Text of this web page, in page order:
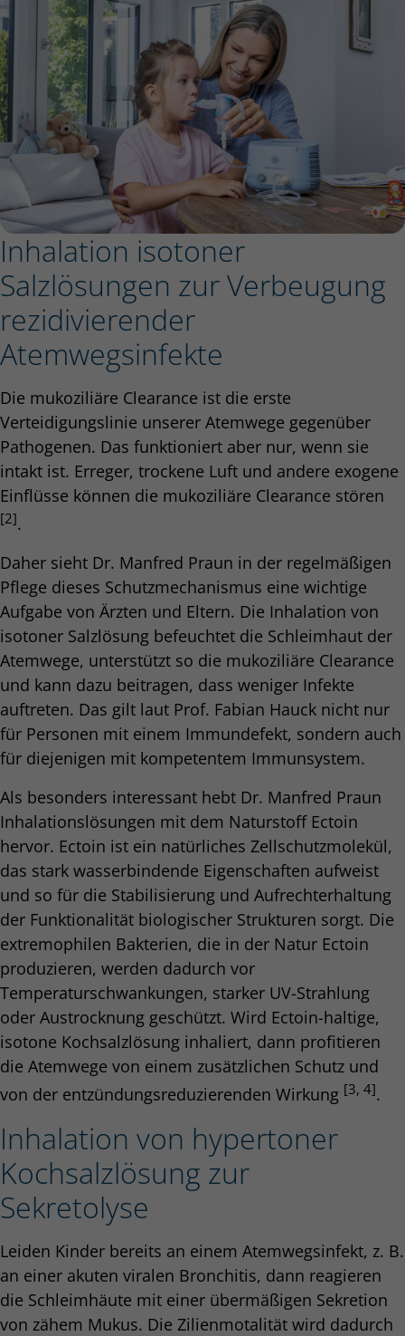
Inhalation isotoner
Salzlösungen zur Verbeugung
rezidivierender
Atemwegsinfekte
Die mukoziliäre Clearance ist die erste
Verteidigungslinie unserer Atemwege gegenüber
Pathogenen. Das funktioniert aber nur, wenn sie
intakt ist. Erreger, trockene Luft und andere exogene
Einflüsse können die mukoziliäre Clearance stören
[2].
Daher sieht Dr. Manfred Praun in der regelmäßigen
Pflege dieses Schutz­mechanismus eine wichtige
Aufgabe von Ärzten und Eltern. Die Inhalation von
isotoner Salzlösung befeuchtet die Schleimhaut der
Atemwege, unterstützt so die mukoziliäre Clearance
und kann dazu beitragen, dass weniger Infekte
auftreten. Das gilt laut Prof. Fabian Hauck nicht nur
für Personen mit einem Immundefekt, sondern auch
für diejenigen mit kompetentem Immunsystem.
Als besonders interessant hebt Dr. Manfred Praun
Inhalationslösungen mit dem Naturstoff Ectoin
hervor. Ectoin ist ein natürliches Zellschutzmolekül,
das stark wasserbindende Eigenschaften aufweist
und so für die Stabilisierung und Aufrechterhaltung
der Funktionalität biologischer Strukturen sorgt. Die
extremophilen Bakterien, die in der Natur Ectoin
produzieren, werden dadurch vor
Temperaturschwankungen, starker UV-Strahlung
oder Austrocknung geschützt. Wird Ectoin-haltige,
isotone Kochsalzlösung inhaliert, dann profitieren
die Atemwege von einem zusätzlichen Schutz und
von der entzündungsreduzierenden Wirkung [3, 4].
Inhalation von hypertoner
Kochsalzlösung zur
Sekretolyse
Leiden Kinder bereits an einem Atemwegs­infekt, z. B.
an einer akuten viralen Bronchitis, dann reagieren
die Schleimhäute mit einer übermäßigen Sekretion
von zähem Mukus. Die Zilienmotalität wird dadurch